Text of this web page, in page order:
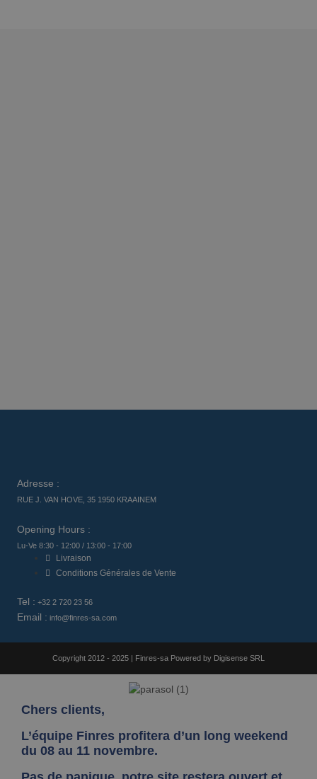
Adresse :
RUE J. VAN HOVE, 35 1950 KRAAINEM
Opening Hours :
Lu-Ve 8:30 - 12:00 / 13:00 - 17:00
Livraison
Conditions Générales de Vente
Tel : +32 2 720 23 56
Email : info@finres-sa.com
Copyright 2012 - 2025 | Finres-sa Powered by Digisense SRL
Chers clients,
L’équipe Finres profitera d’un long weekend
du 08 au 11 novembre.